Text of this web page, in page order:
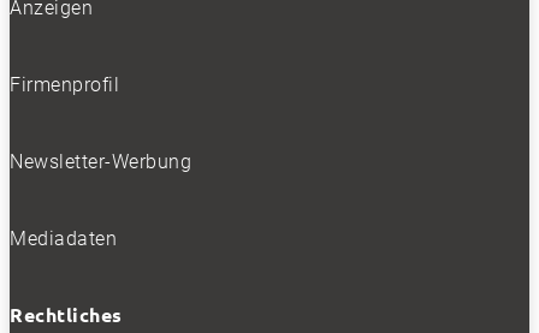
Anzeigen
Firmenprofil
Newsletter-Werbung
Mediadaten
Rechtliches